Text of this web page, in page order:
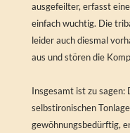
ausgefeilter, erfasst
einfach wuchtig. Die
leider auch diesmal
aus und stören die
Insgesamt ist zu sagen:
selbstironischen
gewöhnungsbedürftig,